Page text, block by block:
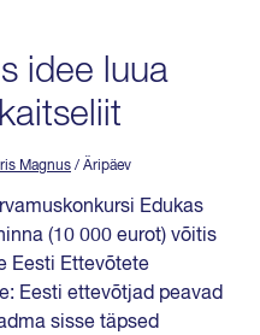
idee luua
Iris Magnus / Äripäev
Edukas
(10 000 eurot) võitis
Eesti Ettevõtete
Eesti ettevõtjad peavad
sisse täpsed